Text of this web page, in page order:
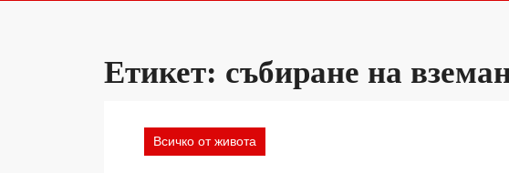
Етикет: събиране на
Всичко от живота